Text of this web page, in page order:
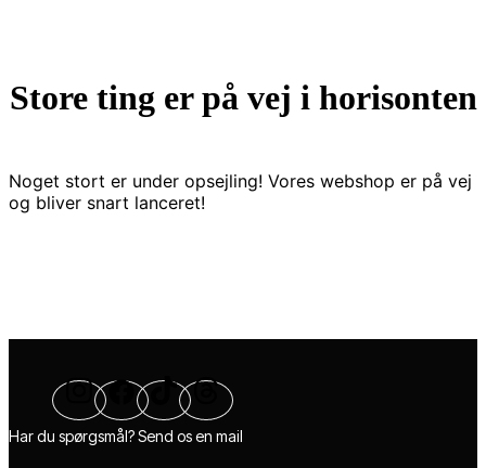
Store ting er på vej i horisonten
Noget stort er under opsejling! Vores webshop er på vej
og bliver snart lanceret!
Har du spørgsmål? Send os en mail